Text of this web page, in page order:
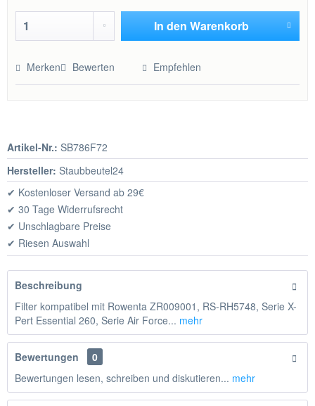
In den Warenkorb
Merken Bewerten Empfehlen
Artikel-Nr.: SB786F72
Hersteller: Staubbeutel24
✔ Kostenloser Versand ab 29€
✔ 30 Tage Widerrufsrecht
✔ Unschlagbare Preise
✔ Riesen Auswahl
Beschreibung
Filter kompatibel mit Rowenta ZR009001, RS-RH5748, Serie X-
Pert Essential 260, Serie Air Force... mehr
Bewertungen
0
Bewertungen lesen, schreiben und diskutieren... mehr